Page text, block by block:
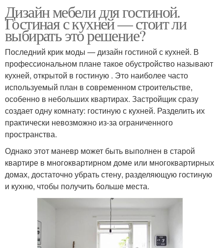
Дизайн мебели для гостиной.
Гостиная с кухней — стоит ли
выбирать это решение?
Последний крик моды — дизайн гостиной с кухней. В
профессиональном плане такое обустройство называют
кухней, открытой в гостиную . Это наиболее часто
используемый план в современном строительстве,
особенно в небольших квартирах. Застройщик сразу
создает одну комнату: гостиную с кухней. Разделить их
практически невозможно из-за ограниченного
пространства.
Однако этот маневр может быть выполнен в старой
квартире в многоквартирном доме или многоквартирных
домах, достаточно убрать стену, разделяющую гостиную
и кухню, чтобы получить больше места.